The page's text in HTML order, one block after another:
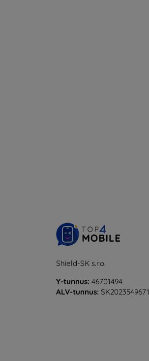
Shield-SK s.r.o.
Y-tunnus: 46701494
ALV-tunnus: SK2023549671